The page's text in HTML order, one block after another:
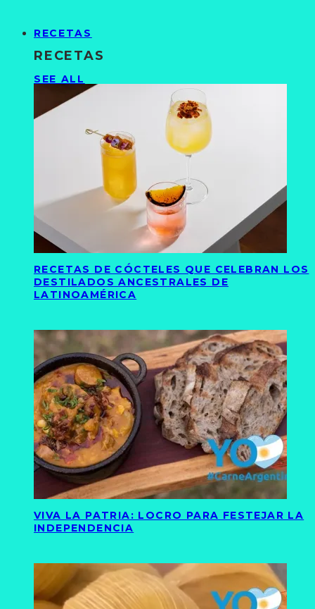
RECETAS
RECETAS
SEE ALL
RECETAS DE CÓCTELES QUE CELEBRAN LOS
DESTILADOS ANCESTRALES DE
LATINOAMÉRICA
VIVA LA PATRIA: LOCRO PARA FESTEJAR LA
INDEPENDENCIA